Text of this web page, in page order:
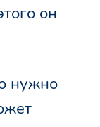
он
нужно